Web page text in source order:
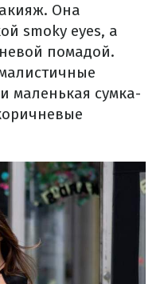
Она
smoky eyes, а
помадой.
маленькая сумка-